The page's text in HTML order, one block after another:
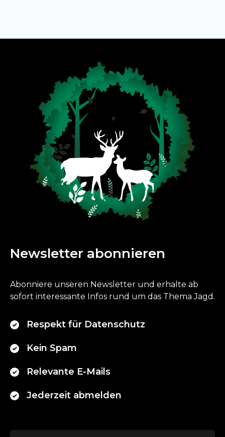
Newsletter abonnieren
Abonniere unseren Newsletter und erhalte ab
sofort interessante Infos rund um das Thema Jagd.
Respekt für Datenschutz
Kein Spam
Relevante E-Mails
Jederzeit abmelden